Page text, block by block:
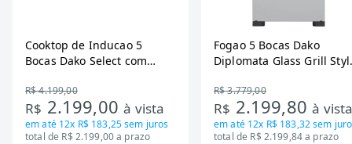
Cooktop de Inducao 5
Bocas Dako Select com
R$ 4.199,00
R$ 2.199,00à vista
em até 12x R$ 183,25sem juros
total de R$ 2.199,00 a prazo
Fogao 5 Bocas Dako
Diplomata Glass Grill
R$ 3.779,00
R$ 2.199,80à
em até 12x R$ 183,32sem
total de R$ 2.199,84 a prazo